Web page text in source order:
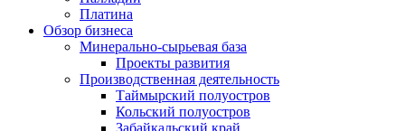
Платина
Обзор бизнеса
Минерально-сырьевая база
Проекты развития
Производственная деятельность
Таймырский полуостров
Кольский полуостров
Забайкальский край